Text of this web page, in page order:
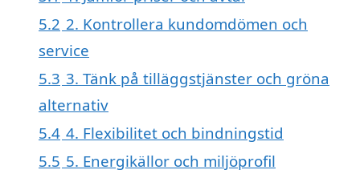
5.2 2. Kontrollera kundomdömen och
service
5.3 3. Tänk på tilläggstjänster och gröna
alternativ
5.4 4. Flexibilitet och bindningstid
5.5 5. Energikällor och miljöprofil